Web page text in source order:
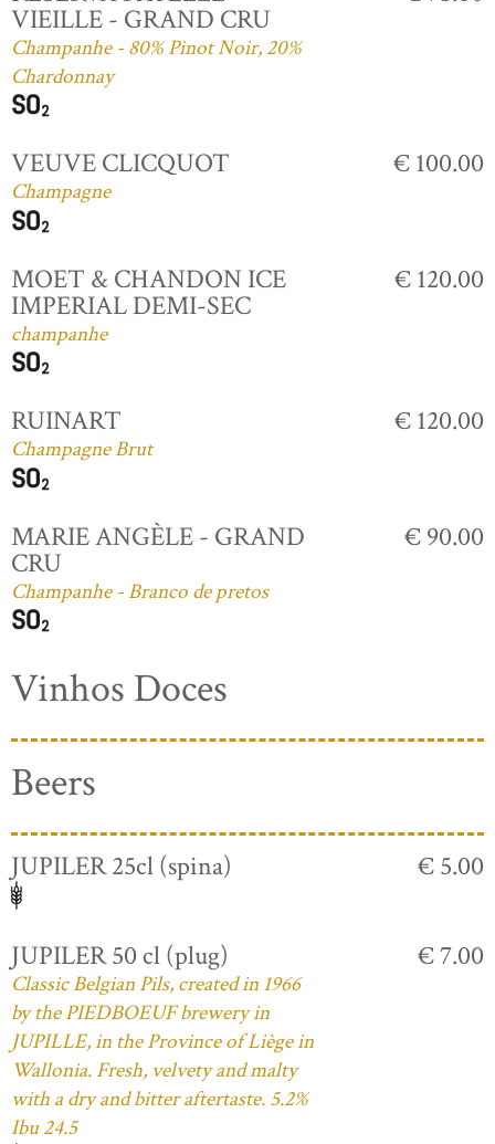
VIEILLE - GRAND CRU
Champanhe - 80% Pinot Noir, 20%
Chardonnay
VEUVE CLICQUOT
Champagne
€ 100.00
MOET & CHANDON ICE
IMPERIAL DEMI-SEC
champanhe
€ 120.00
RUINART
Champagne Brut
€ 120.00
MARIE ANGÈLE - GRAND
CRU
Champanhe - Branco de pretos
€ 90.00
Vinhos Doces
Beers
JUPILER 25cl (spina) € 5.00
JUPILER 50 cl (plug)
Classic Belgian Pils, created in 1966
by the PIEDBOEUF brewery in
JUPILLE, in the Province of Liège in
Wallonia. Fresh, velvety and malty
with a dry and bitter aftertaste. 5.2%
Ibu 24.5
€ 7.00